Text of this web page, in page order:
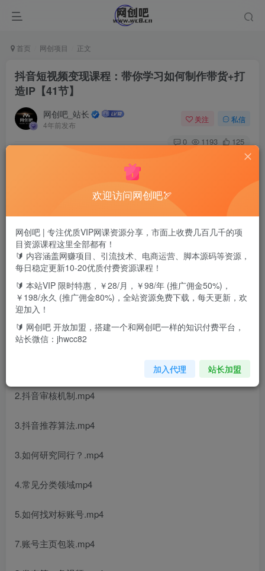
首页 网创项目 正文
抖音短视频变现课程：带你学习如何制作带货+打
造IP【41节】
网创吧_站长
4年前发布
关注 私信
0 1193 125
抖音短视频变现课程：带你学习如何制作带货+打造IP【41
课程目录：
2.抖音审核机制.mp4
3.抖音推荐算法.mp4
3.如何研究同行？.mp4
4.常见分类领域mp4
5.如何找对标账号.mp4
7.账号主页包装.mp4
欢迎访问网创吧🏹
网创吧 | 专注优质VIP网课资源分享，市面上收费几百几千的项
目资源课程这里全部都有！
🔰 内容涵盖网赚项目、引流技术、电商运营、脚本源码等资源，
每日稳定更新10-20优质付费资源课程！
🔰 本站VIP 限时特惠，￥28/月，￥98/年 (推广佣金50%)，
￥198/永久 (推广佣金80%)，全站资源免费下载，每天更新，欢
迎加入！
🔰 网创吧 开放加盟，搭建一个和网创吧一样的知识付费平台，
站长微信：jhwcc82
加入代理 站长加盟